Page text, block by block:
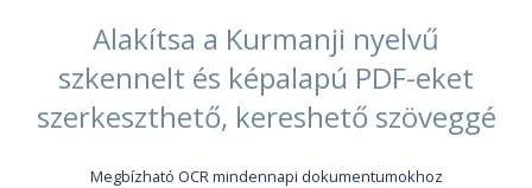
Alakítsa a Kurmanji nyelvű
szkennelt és képalapú PDF-eket
szerkeszthető, kereshető szöveggé
Megbízható OCR mindennapi dokumentumokhoz